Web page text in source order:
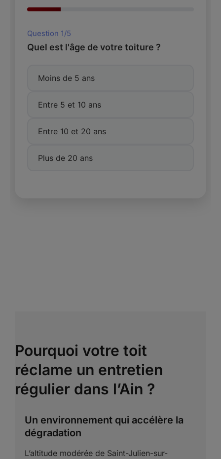
Pourquoi votre toit
réclame un entretien
régulier dans l’Ain ?
Un environnement qui accélère la
dégradation
L’altitude modérée de Saint-Julien-sur-